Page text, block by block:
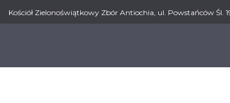
Kościół Zielonoświątkowy Zbór Antiochia, ul. Powstańców Śl.